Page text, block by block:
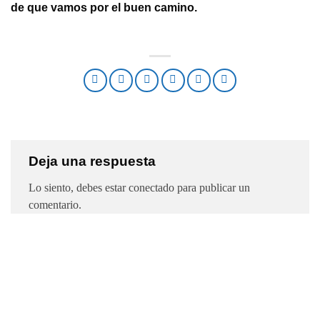
de que vamos por el buen camino.
Deja una respuesta
Lo siento, debes estarconectado para publicar un
comentario.